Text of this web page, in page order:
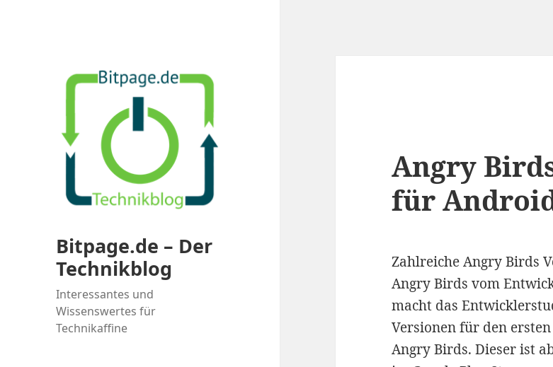
Bitpage.de – Der
Technikblog
Interessantes und
Wissenswertes für
Technikaffine
Angry
für
Zahlreiche Angry Birds
Angry Birds vom
macht das
Versionen für den
Angry Birds. Dieser ist